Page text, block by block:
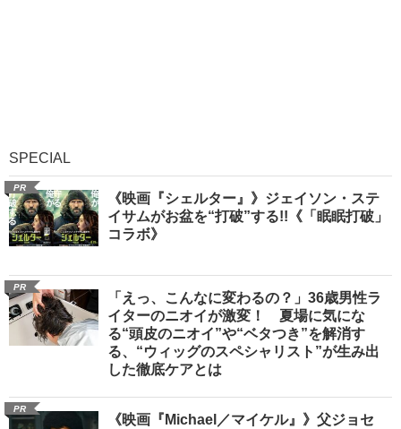
SPECIAL
PR
《映画『シェルター』》ジェイソン・ステ
イサムがお盆を“打破”する!!《「眠眠打破」
コラボ》
PR
「えっ、こんなに変わるの？」36歳男性ラ
イターのニオイが激変！ 夏場に気にな
る“頭皮のニオイ”や“ベタつき”を解消す
る、“ウィッグのスペシャリスト”が生み出
した徹底ケアとは
PR
《映画『Michael／マイケル』》父ジョセ